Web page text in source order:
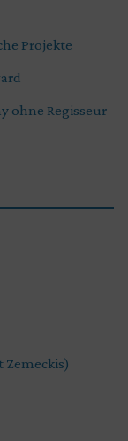
Projekte
ohne Regisseur
Zemeckis)